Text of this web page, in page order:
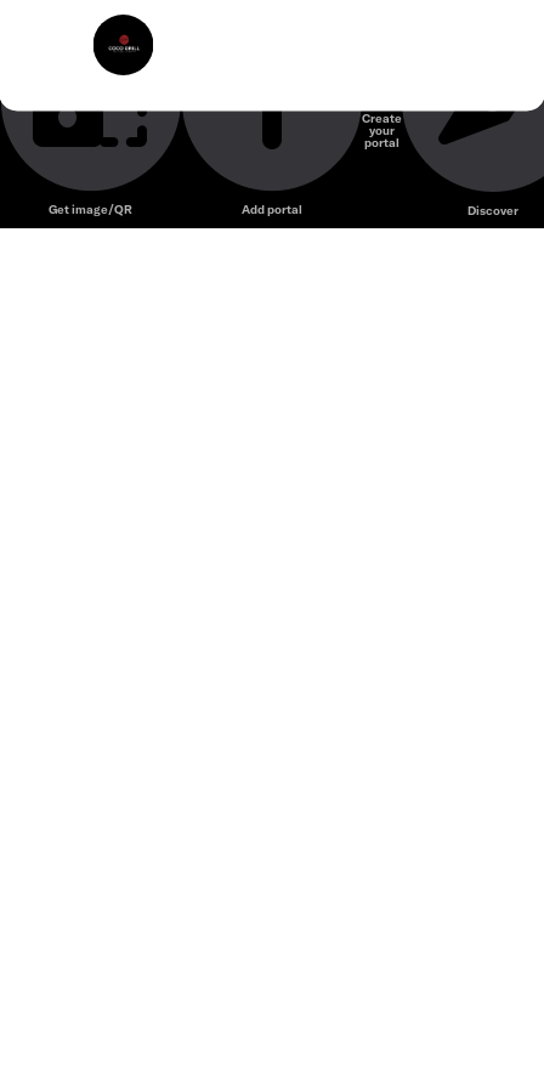
Unmute
Coco Grill Saigon – Nhà hàng nướng và BBQ với không
gian trẻ trung, phù hợp tụ họp và ăn uống nhóm.
Get image/QR Add portal
Create
your
portal
Discover